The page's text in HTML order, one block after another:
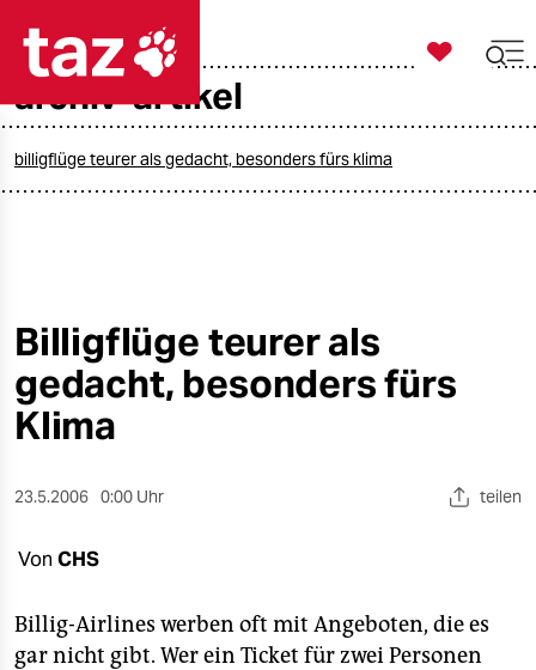
taz zahl ich
öko
gesellschaft
kultur
sport
wahrheit

taz zahl ich
archiv-artikel
billigflüge teurer als gedacht, besonders fürs klima
Billigflüge teurer als
gedacht, besonders fürs
Klima
23.5.2006 0:00 Uhr teilen
Von CHS
Billig-Airlines werben oft mit Angeboten, die es
gar nicht gibt. Wer ein Ticket für zwei Personen